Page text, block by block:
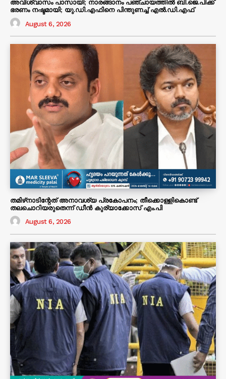
അവിശ്വാസം പാസായി; നാരങ്ങാനം പഞ്ചായത്തിൽ ബി.ജെ.പിക്ക്
ഭരണം നഷ്ടമായി; യു.ഡി.എഫിനെ പിന്തുണച്ച് എൽ.ഡി.എഫ്
August 6, 2026
തമിഴ്‌നാടിന്റേത് അനാവശ്യ പ്രകോപനം; തീക്കൊള്ളികൊണ്ട്
തലചൊറിയരുതെന്ന് ഡീൻ കുര്യാക്കോസ് എം.പി
August 6, 2026